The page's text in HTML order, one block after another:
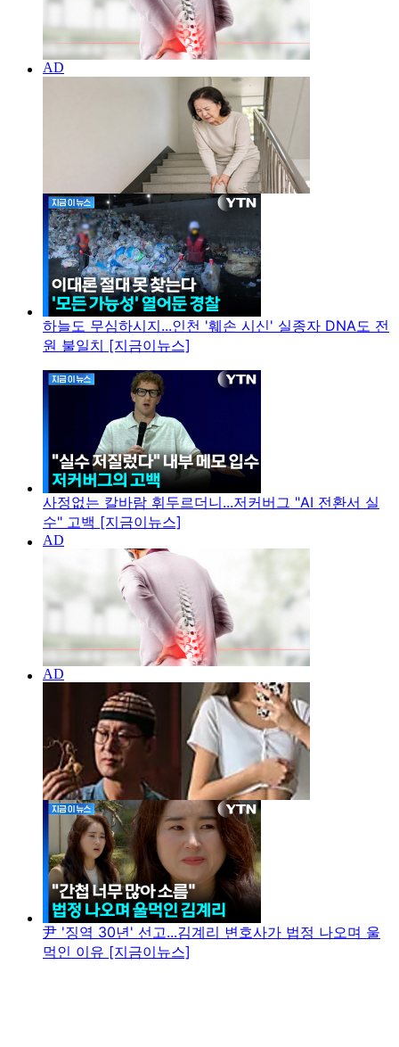
하늘도 무심하시지...인천 '훼손 시신' 실종자 DNA도 전
원 불일치 [지금이뉴스]
사정없는 칼바람 휘두르더니...저커버그 "AI 전환서 실
수" 고백 [지금이뉴스]
尹 '징역 30년' 선고...김계리 변호사가 법정 나오며 울
먹인 이유 [지금이뉴스]